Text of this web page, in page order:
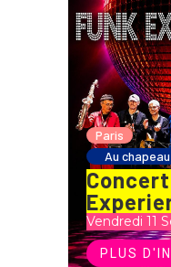
Paris
Au
Vendredi 11
PLUS